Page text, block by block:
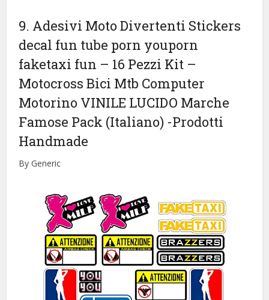
9. Adesivi Moto Divertenti Stickers
decal fun tube porn youporn
faketaxi fun – 16 Pezzi Kit –
Motocross Bici Mtb Computer
Motorino VINILE LUCIDO Marche
Famose Pack (Italiano) -Prodotti
Handmade
By Generic